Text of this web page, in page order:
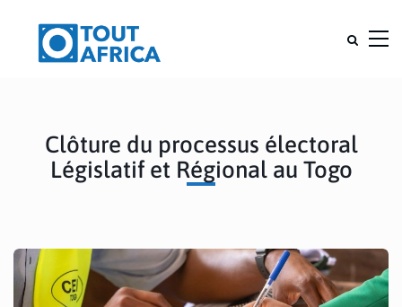
Clôture du processus électoral
Législatif et Régional au Togo